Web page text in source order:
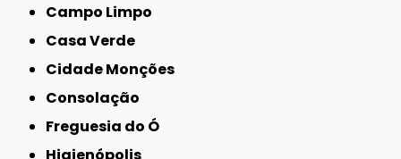
Campo Limpo
Casa Verde
Cidade Monções
Consolação
Freguesia do Ó
Higienópolis